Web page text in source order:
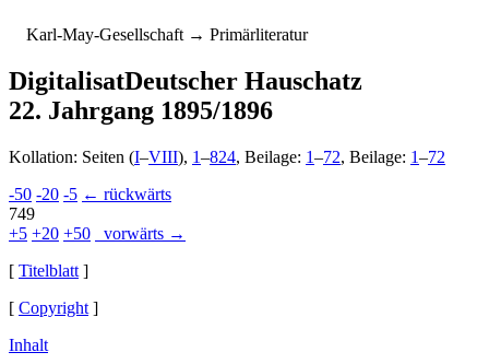
Karl-May-Gesellschaft → Primärliteratur
DigitalisatDeutscher Hauschatz
22. Jahrgang 1895/1896
Kollation: Seiten (I–VIII), 1–824, Beilage: 1–72, Beilage: 1–72
-50 -20 -5 ← rückwärts
749
+5 +20 +50
vorwärts →
[ Titelblatt ]
[ Copyright ]
Inhalt